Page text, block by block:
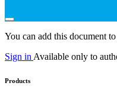
You can add this document
Sign in Available only to
Products